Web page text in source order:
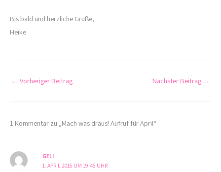
Bis bald und herzliche Grüße,
Heike
← Vorheriger Beitrag Nächster Beitrag →
1 Kommentar zu „Mach was draus! Aufruf für April“
GELI
1. APRIL 2015 UM 19:45 UHR